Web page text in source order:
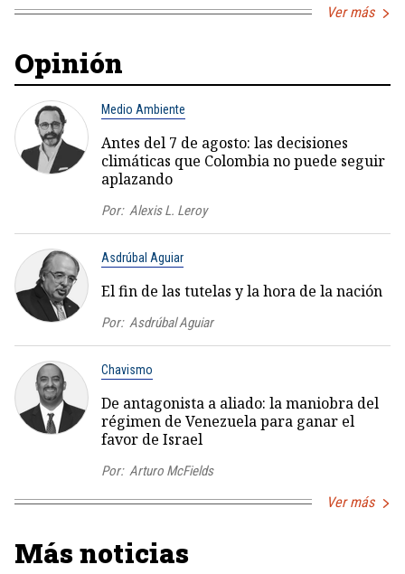
Ver más
Opinión
Medio Ambiente
Antes del 7 de agosto: las decisiones
climáticas que Colombia no puede seguir
aplazando
Por: Alexis L. Leroy
Asdrúbal Aguiar
El fin de las tutelas y la hora de la nación
Por: Asdrúbal Aguiar
Chavismo
De antagonista a aliado: la maniobra del
régimen de Venezuela para ganar el
favor de Israel
Por: Arturo McFields
Ver más
Más noticias